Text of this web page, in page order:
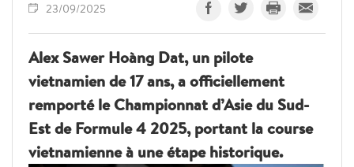
23/09/2025
Alex Sawer Hoàng Dat, un pilote
vietnamien de 17 ans, a officiellement
remporté le Championnat d’Asie du Sud-
Est de Formule 4 2025, portant la course
vietnamienne à une étape historique.